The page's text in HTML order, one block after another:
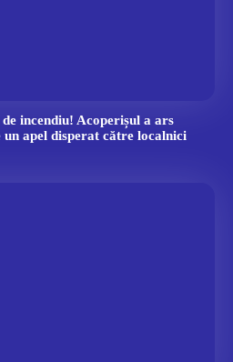
incendiu! Acoperișul a ars
apel disperat către localnici